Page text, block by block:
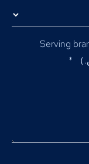
Serving
*